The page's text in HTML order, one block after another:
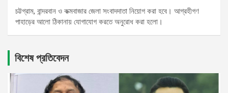
চট্টগ্রাম, বান্দরবান ও কক্মবাজার জেলা সংবাদদাতা নিয়োগ করা হবে। আগ্রহীগণ
পাহাড়ের আলো ঠিকানায় যোগাযোগ করতে অনুরোধ করা হলো।
বিশেষ প্রতিবেদন